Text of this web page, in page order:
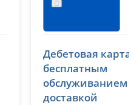
лицензия № 1000
Дебетовая
бесплатным
обслуживанием
доставкой